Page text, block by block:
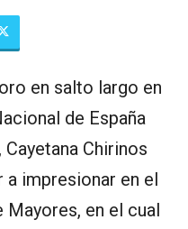
en salto largo en
de España
Chirinos
impresionar en el
en el cual